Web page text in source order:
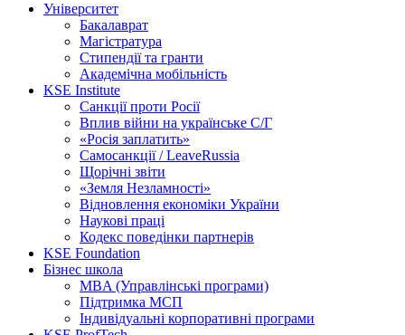
Університет
Бакалаврат
Магістратура
Стипендії та гранти
Академічна мобільність
KSE Institute
Санкції проти Росії
Вплив війни на українське С/Г
«Росія заплатить»
Самосанкції / LeaveRussia
Щорічні звіти
«Земля Незламності»
Відновлення економіки України
Наукові праці
Кодекс поведінки партнерів
KSE Foundation
Бізнес школа
MBA (Управлінські програми)
Підтримка МСП
Індивідуальні корпоративні програми